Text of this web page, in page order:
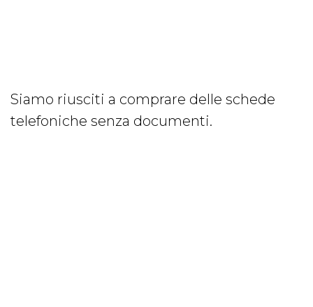
Siamo riusciti a comprare delle schede
telefoniche senza documenti.